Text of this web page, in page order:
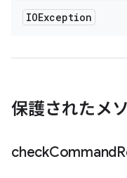
IOException
保護されたメ
checkCommand